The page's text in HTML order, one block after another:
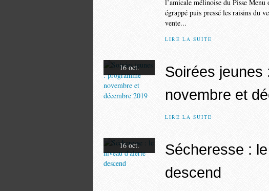
l’amicale mélinoise du Pisse
égrappé puis pressé les raisins du
vente...
LIRE LA SUITE
16 oct.
Soirées jeunes
novembre et
LIRE LA SUITE
16 oct.
Sécheresse :
descend